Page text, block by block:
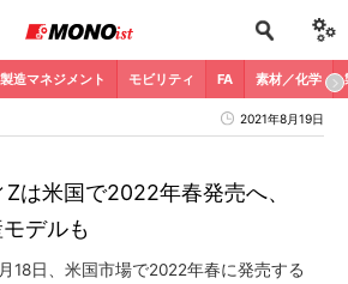
製造マネジメント モビリティ FA 素材／化学
2021年8月19日
は米国で2022年春発売へ、
デルも
18日、米国市場で2022年春に発売する